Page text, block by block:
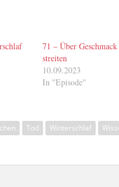
71 – Über
streiten
10.09.2023
In "Episode"
Tod Winterschlaf